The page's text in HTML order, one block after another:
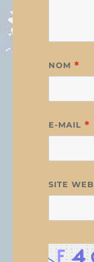
NOM *
E-MAIL *
SITE WEB